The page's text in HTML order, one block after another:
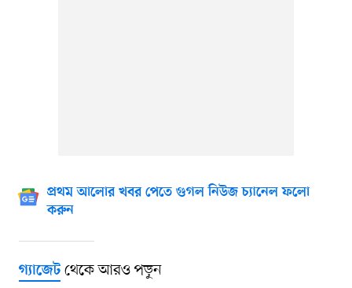
প্রথম আলোর খবর পেতে গুগল নিউজ চ্যানেল ফলো
করুন
গ্যাজেটথেকে আরও পড়ুন